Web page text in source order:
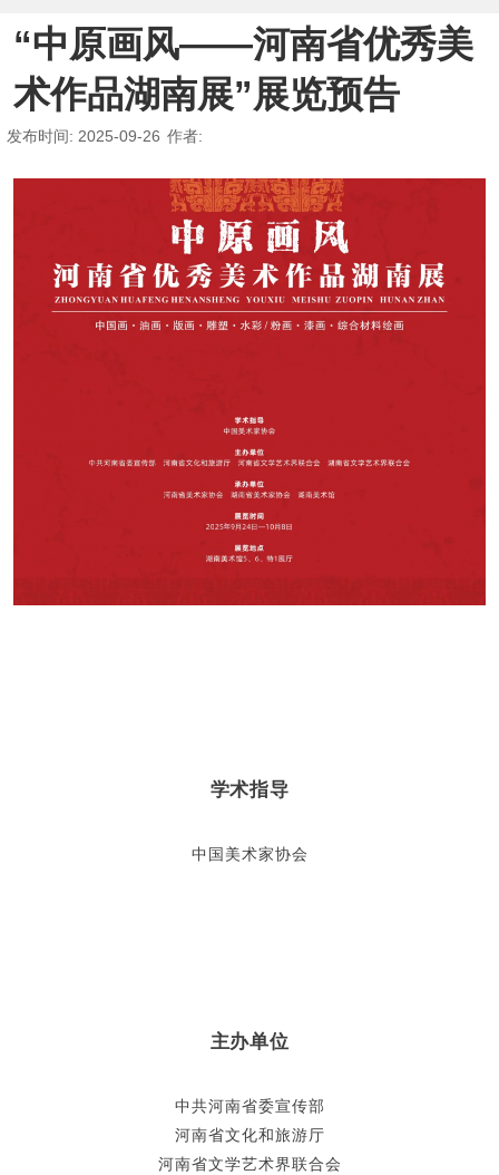
“中原画风——河南省优秀美
术作品湖南展”展览预告
发布时间: 2025-09-26 作者:
学术指导
中国美术家协会
主办单位
中共河南省委宣传部
河南省文化和旅游厅
河南省文学艺术界联合会